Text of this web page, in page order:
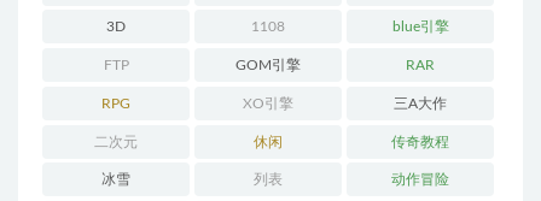
3D 1108 blue引擎
FTP GOM引擎 RAR
RPG XO引擎 三A大作
二次元 休闲 传奇教程
冰雪 列表 动作冒险